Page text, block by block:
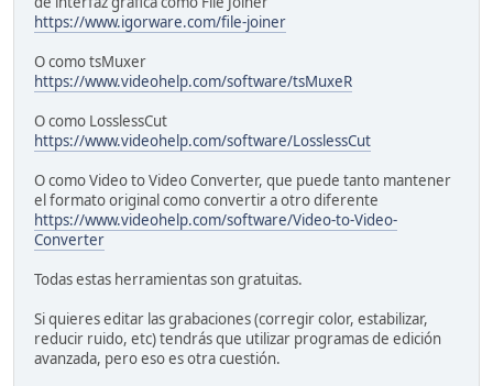
https://www.igorware.com/file-joiner
O como tsMuxer
https://www.videohelp.com/software/tsMuxeR
O como LosslessCut
https://www.videohelp.com/software/LosslessCut
O como Video to Video Converter, que puede tanto mantener
el formato original como convertir a otro diferente
https://www.videohelp.com/software/Video-to-Video-
Converter
Todas estas herramientas son gratuitas.
Si quieres editar las grabaciones (corregir color, estabilizar,
reducir ruido, etc) tendrás que utilizar programas de edición
avanzada, pero eso es otra cuestión.